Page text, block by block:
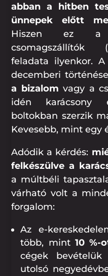
abban a hitben
ünnepek előtt
Hiszen ez a
csomagszállítók
feladata ilyenkor.
decemberi
a bizalom vagy a
idén karácsony
boltokban szerzik
Kevesebb, mint egy
Adódik a kérdés:
felkészülve a
a múltbéli
várható volt a
forgalom:
Az e-
több, mint 10 %-
cégek
utolsó